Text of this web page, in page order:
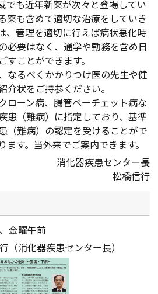
でも近年新薬が次々と登場してい
薬も含めて適切な治療をしていき
、管理を適切に行えば病状悪化時
必要はなく、通学や勤務を含め日
ことができます。
なるべくかかりつけ医の先生や健
介状をご持参ください。
ローン病、腸管ベーチェット病な
患（難病）に指定しており、基準
（難病）の認定を受けることがで
す。当外来でご案内できます。
消化器疾患センター長
松橋信行
金曜午前
（消化器疾患センター長）